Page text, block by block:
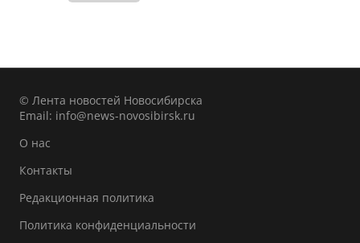
© Лента новостей Новосибирска
Email: info@news-novosibirsk.ru
О нас
Контакты
Редакционная политика
Политика конфиденциальности